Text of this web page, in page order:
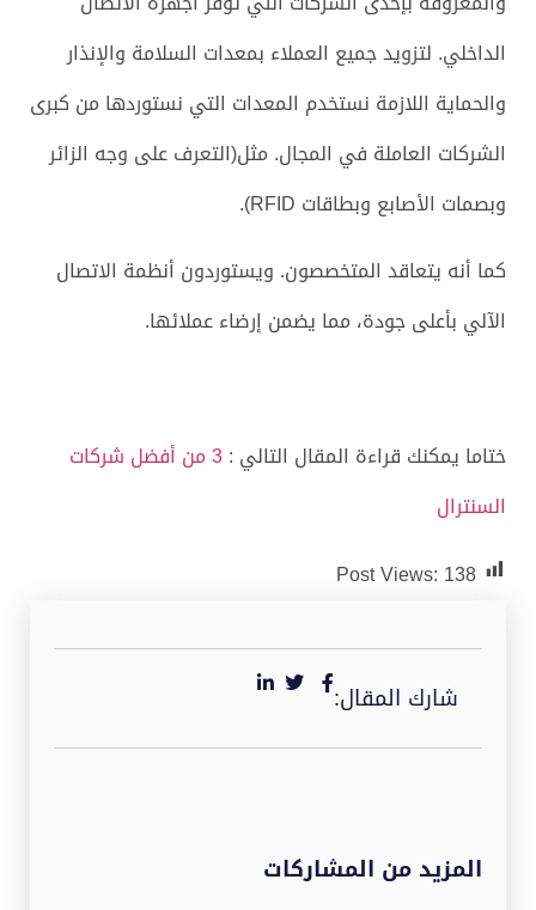
الداخلي. لتزويد جميع العملاء بمعدات السلامة والإنذار
والحماية اللازمة نستخدم المعدات التي نستوردها من كبرى
الشركات العاملة في المجال. مثل(التعرف على وجه الزائر
وبصمات الأصابع وبطاقات RFID).
كما أنه يتعاقد المتخصصون. ويستوردون أنظمة الاتصال
الآلي بأعلى جودة، مما يضمن إرضاء عملائها.
ختاما يمكنك قراءة المقال التالي :
3 من أفضل شركات
السنترال
Post Views: 138
شارك المقال:
المزيد من المشاركات